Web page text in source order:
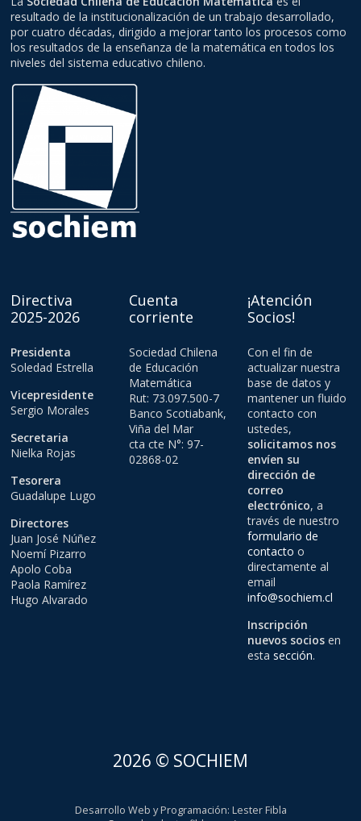
resultado de la institucionalización de un trabajo desarrollado,
por cuatro décadas, dirigido a mejorar tanto los procesos como
los resultados de la enseñanza de la matemática en todos los
niveles del sistema educativo chileno.
Directiva
2025-2026
Presidenta
Soledad Estrella
Vicepresidente
Sergio Morales
Secretaria
Nielka Rojas
Tesorera
Guadalupe Lugo
Directores
Juan José Núñez
Noemí Pizarro
Apolo Coba
Paola Ramírez
Hugo Alvarado
Cuenta
corriente
Sociedad Chilena
de Educación
Matemática
Rut: 73.097.500-7
Banco Scotiabank,
Viña del Mar
cta cte N°: 97-
02868-02
¡Atención
Socios!
Con el fin de
actualizar nuestra
base de datos y
mantener un fluido
contacto con
ustedes,
solicitamos nos
envíen su
dirección de
correo
electrónico, a
través de nuestro
formulario de
contacto o
directamente al
email
info@sochiem.cl
Inscripción
nuevos sociosen
esta sección.
2026 © SOCHIEM
Desarrollo Web y Programación: Lester Fibla